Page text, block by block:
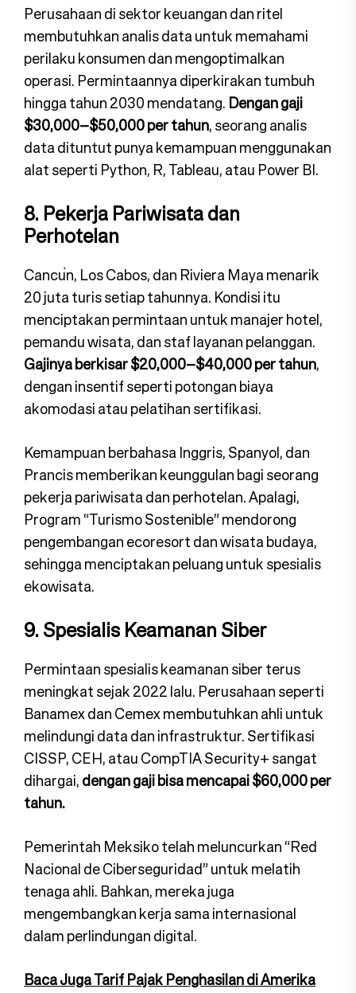
Perusahaan di sektor keuangan dan ritel
membutuhkan analis data untuk memahami
perilaku konsumen dan mengoptimalkan
operasi. Permintaannya diperkirakan tumbuh
hingga tahun 2030 mendatang. Dengan gaji
$30,000–$50,000 per tahun, seorang analis
data dituntut punya kemampuan menggunakan
alat seperti Python, R, Tableau, atau Power BI.
8. Pekerja Pariwisata dan
Perhotelan
Cancún, Los Cabos, dan Riviera Maya menarik
20 juta turis setiap tahunnya. Kondisi itu
menciptakan permintaan untuk manajer hotel,
pemandu wisata, dan staf layanan pelanggan.
Gajinya berkisar $20,000–$40,000 per tahun,
dengan insentif seperti potongan biaya
akomodasi atau pelatihan sertifikasi.
Kemampuan berbahasa Inggris, Spanyol, dan
Prancis memberikan keunggulan bagi seorang
pekerja pariwisata dan perhotelan. Apalagi,
Program “Turismo Sostenible” mendorong
pengembangan ecoresort dan wisata budaya,
sehingga menciptakan peluang untuk spesialis
ekowisata.
9. Spesialis Keamanan Siber
Permintaan spesialis keamanan siber terus
meningkat sejak 2022 lalu. Perusahaan seperti
Banamex dan Cemex membutuhkan ahli untuk
melindungi data dan infrastruktur. Sertifikasi
CISSP, CEH, atau CompTIA Security+ sangat
dihargai,dengan gaji bisa mencapai $60,000 per
tahun.
Pemerintah Meksiko telah meluncurkan “Red
Nacional de Ciberseguridad” untuk melatih
tenaga ahli. Bahkan, mereka juga
mengembangkan kerja sama internasional
dalam perlindungan digital.
Baca Juga Tarif Pajak Penghasilan di Amerika